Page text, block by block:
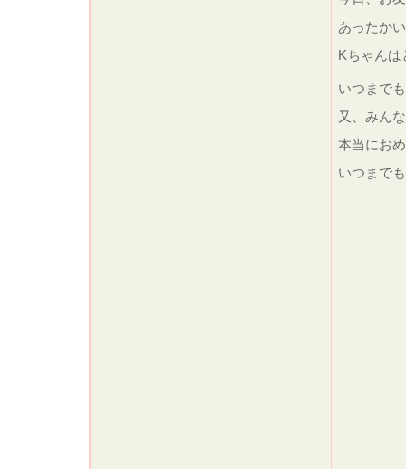
あったか
Kちゃんは
いつまで
又、みん
本当にお
いつまで